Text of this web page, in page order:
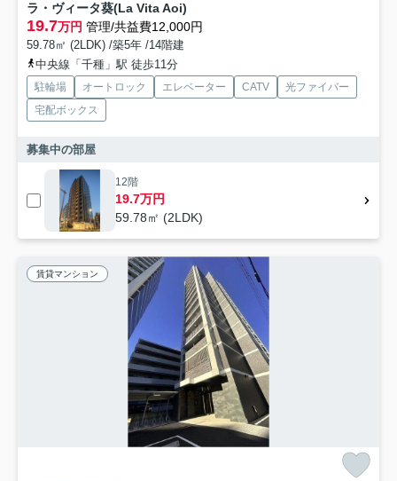
ラ・ヴィータ葵(La Vita Aoi)
19.7万円 管理/共益費12,000円
59.78㎡ (2LDK) /築5年 /14階建
中央線「千種」駅 徒歩11分
駐輪場 オートロック エレベーター CATV
光ファイバー
宅配ボックス
募集中の部屋
12階
19.7万円
59.78㎡ (2LDK)
賃貸マンション